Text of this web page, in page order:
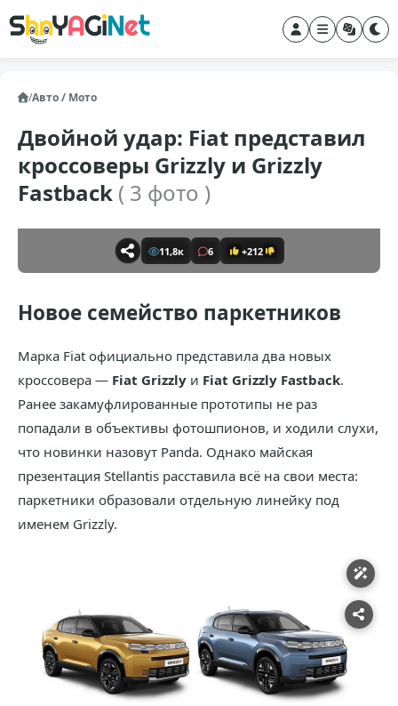
/Авто / Мото
Двойной удар: Fiat представил
кроссоверы Grizzly и Grizzly
Fastback ( 3 фото )
11,8к 6 +212
Новое семейство паркетников
Марка Fiat официально представила два новых
кроссовера — Fiat Grizzly и Fiat Grizzly Fastback.
Ранее закамуфлированные прототипы не раз
попадали в объективы фотошпионов, и ходили слухи,
что новинки назовут Panda. Однако майская
презентация Stellantis расставила всё на свои места:
паркетники образовали отдельную линейку под
именем Grizzly.